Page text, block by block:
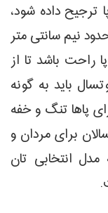
ترجیح داده شود،
نیم سانتی متر
باشد تا از
باید به گونه
پاها تنگ و خفه
برای مردان و
انتخابی تان